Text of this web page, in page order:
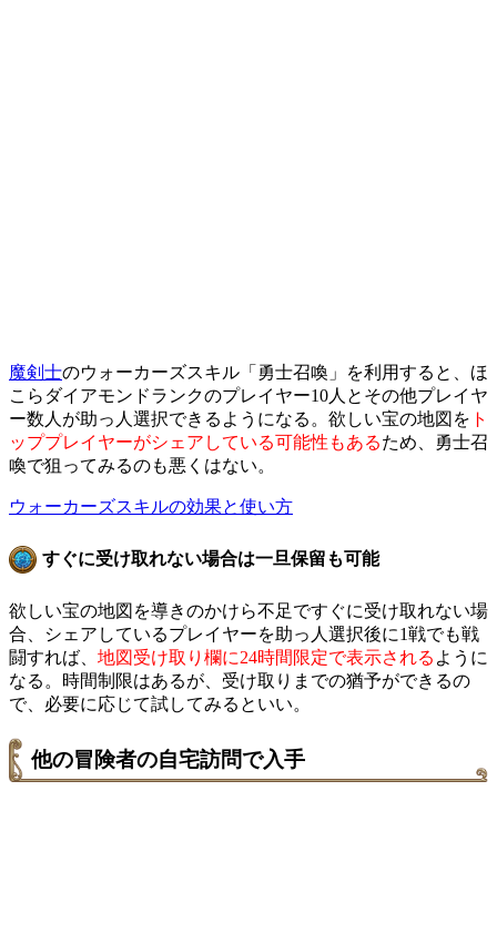
魔剣士のウォーカーズスキル「勇士召喚」を利用すると、ほ
こらダイアモンドランクのプレイヤー10人とその他プレイヤ
ー数人が助っ人選択できるようになる。欲しい宝の地図を ト
ッププレイヤーがシェアしている可能性もあるため、勇士召
喚で狙ってみるのも悪くはない。
ウォーカーズスキルの効果と使い方
すぐに受け取れない場合は一旦保留も可能
欲しい宝の地図を導きのかけら不足ですぐに受け取れない場
合、シェアしているプレイヤーを助っ人選択後に1戦でも戦
闘すれば、 地図受け取り欄に24時間限定で表示される ように
なる。時間制限はあるが、受け取りまでの猶予ができるの
で、必要に応じて試してみるといい。
他の冒険者の自宅訪問で入手